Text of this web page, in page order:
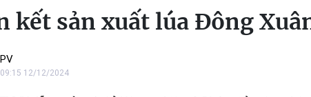
kết sản xuất lúa Đông
PV
09:15 12/12/2024